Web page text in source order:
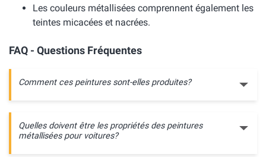
Les couleurs métallisées comprennent également les
teintes micacées et nacrées.
FAQ - Questions Fréquentes
Comment ces peintures sont-elles produites?
Quelles doivent être les propriétés des peintures
métallisées pour voitures?